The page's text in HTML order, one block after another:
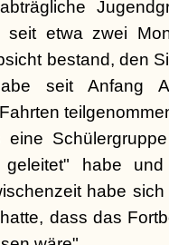
seit etwa zwei
bestand, den
seit Anfang
habe
habe
dass das